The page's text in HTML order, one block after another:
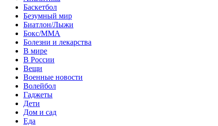
Баскетбол
Безумный мир
Биатлон/Лыжи
Бокс/MMA
Болезни и лекарства
В мире
В России
Вещи
Военные новости
Волейбол
Гаджеты
Дети
Дом и сад
Еда